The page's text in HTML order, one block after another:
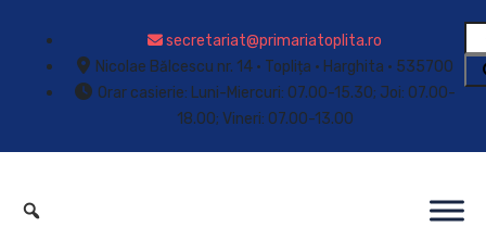
secretariat@primariatoplita.ro
Nicolae Bălcescu nr. 14 • Toplița • Harghita • 535700
Orar casierie: Luni-Miercuri: 07.00-15.30; Joi: 07.00-
18.00; Vineri: 07.00-13.00